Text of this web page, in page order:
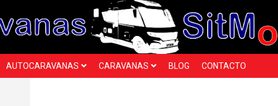
AUTOCARAVANAS CARAVANAS BLOG CONTACTO